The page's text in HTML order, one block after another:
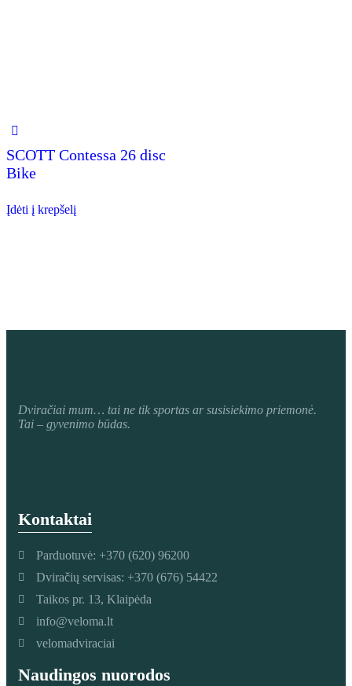
SCOTT Contessa 26 disc
Bike
Įdėti į krepšelį
Dviračiai mum… tai ne tik sportas ar susisiekimo priemonė.
Tai – gyvenimo būdas.
Kontaktai
Parduotuvė: +370 (620) 96200
Dviračių servisas: +370 (676) 54422
Taikos pr. 13, Klaipėda
info@veloma.lt
velomadviraciai
Naudingos nuorodos